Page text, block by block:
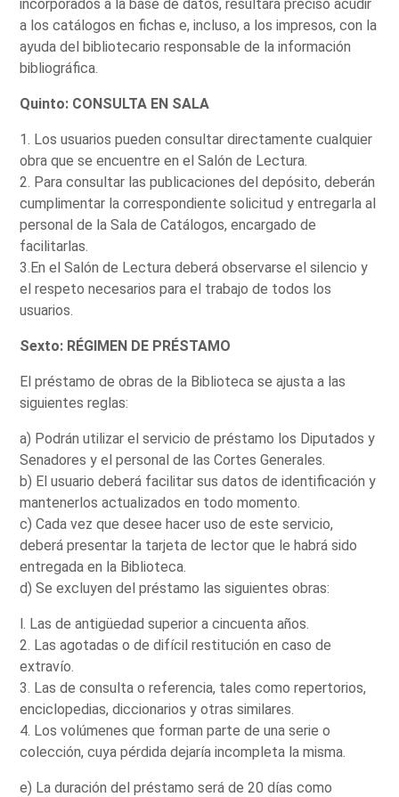
incorporados a la base de datos, resultará preciso acudir
a los catálogos en fichas e, incluso, a los impresos, con la
ayuda del bibliotecario responsable de la información
bibliográfica.
Quinto: CONSULTA EN SALA
1. Los usuarios pueden consultar directamente cualquier
obra que se encuentre en el Salón de Lectura.
2. Para consultar las publicaciones del depósito, deberán
cumplimentar la correspondiente solicitud y entregarla al
personal de la Sala de Catálogos, encargado de
facilitarlas.
3.En el Salón de Lectura deberá observarse el silencio y
el respeto necesarios para el trabajo de todos los
usuarios.
Sexto: RÉGIMEN DE PRÉSTAMO
El préstamo de obras de la Biblioteca se ajusta a las
siguientes reglas:
a) Podrán utilizar el servicio de préstamo los Diputados y
Senadores y el personal de las Cortes Generales.
b) El usuario deberá facilitar sus datos de identificación y
mantenerlos actualizados en todo momento.
c) Cada vez que desee hacer uso de este servicio,
deberá presentar la tarjeta de lector que le habrá sido
entregada en la Biblioteca.
d) Se excluyen del préstamo las siguientes obras:
l. Las de antigüedad superior a cincuenta años.
2. Las agotadas o de difícil restitución en caso de
extravío.
3. Las de consulta o referencia, tales como repertorios,
enciclopedias, diccionarios y otras similares.
4. Los volúmenes que forman parte de una serie o
colección, cuya pérdida dejaría incompleta la misma.
e) La duración del préstamo será de 20 días como